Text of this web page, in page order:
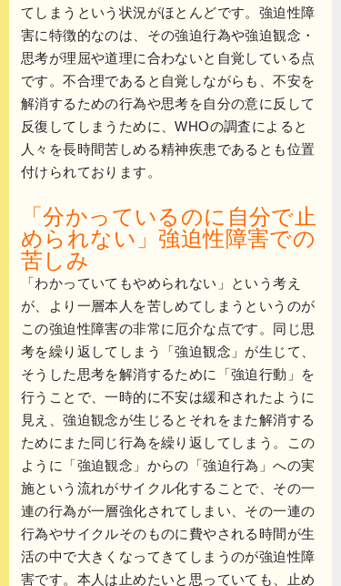
てしまうという状況がほとんどです。 強迫性障
害に特徴的なのは、その強迫行為や強迫観念・
思考が理屈や道理に合わないと自覚している点
です。不合理であると自覚しながらも、不安を
解消するための行為や思考を自分の意に反して
反復してしまうために、WHOの調査によると
人々を長時間苦しめる精神疾患であるとも位置
付けられております。
「分かっているのに自分で止
められない」強迫性障害での
苦しみ
「わかっていてもやめられない」という考え
が、より一層本人を苦しめてしまうというのが
この強迫性障害の非常に厄介な点です。 同じ思
考を繰り返してしまう「強迫観念」が生じて、
そうした思考を解消するために「強迫行動」を
行うことで、一時的に不安は緩和されたように
見え、強迫観念が生じるとそれをまた解消する
ためにまた同じ行為を繰り返してしまう。この
ように「強迫観念」からの「強迫行為」への実
施という流れがサイクル化することで、その一
連の行為が一層強化されてしまい、その一連の
行為やサイクルそのものに費やされる時間が生
活の中で大きくなってきてしまうのが強迫性障
害です。本人は止めたいと思っていても、止め